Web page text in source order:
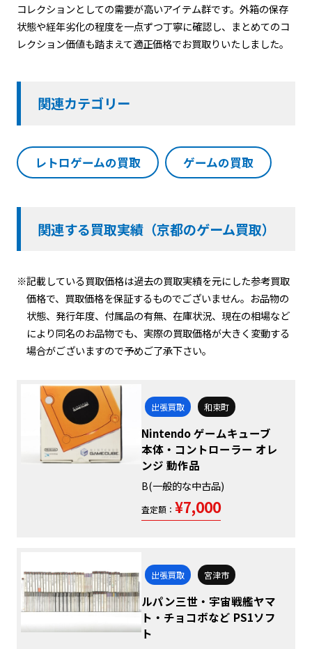
コレクションとしての需要が高いアイテム群です。外箱の保存
状態や経年劣化の程度を一点ずつ丁寧に確認し、まとめてのコ
レクション価値も踏まえて適正価格でお買取りいたしました。
関連カテゴリー
レトロゲームの買取 ゲームの買取
関連する買取実績（京都のゲーム買取）
※記載している買取価格は過去の買取実績を元にした参考買取
価格で、買取価格を保証するものでございません。お品物の
状態、発行年度、付属品の有無、在庫状況、現在の相場など
により同名のお品物でも、実際の買取価格が大きく変動する
場合がございますので予めご了承下さい。
出張買取 和束町
Nintendo ゲームキューブ
本体・コントローラー オレ
ンジ 動作品
B(一般的な中古品)
査定額： ¥7,000
出張買取 宮津市
ルパン三世・宇宙戦艦ヤマ
ト・チョコボなど PS1ソフ
ト